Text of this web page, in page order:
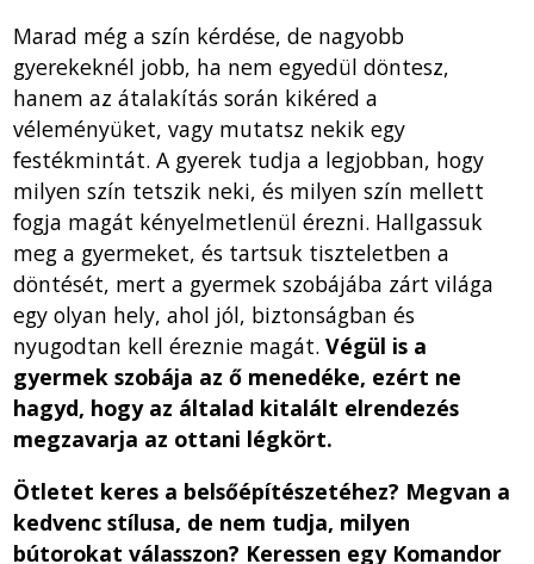
Marad még a szín kérdése, de nagyobb
gyerekeknél jobb, ha nem egyedül döntesz,
hanem az átalakítás során kikéred a
véleményüket, vagy mutatsz nekik egy
festékmintát. A gyerek tudja a legjobban, hogy
milyen szín tetszik neki, és milyen szín mellett
fogja magát kényelmetlenül érezni. Hallgassuk
meg a gyermeket, és tartsuk tiszteletben a
döntését, mert a gyermek szobájába zárt világa
egy olyan hely, ahol jól, biztonságban és
nyugodtan kell éreznie magát.Végül is a
gyermek szobája az ő menedéke, ezért ne
hagyd, hogy az általad kitalált elrendezés
megzavarja az ottani légkört.
Ötletet keres a belsőépítészetéhez? Megvan a
kedvenc stílusa, de nem tudja, milyen
bútorokat válasszon? Keressen egy Komandor